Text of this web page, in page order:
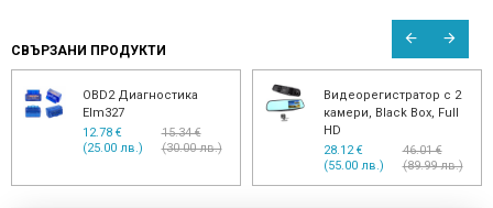
СВЪРЗАНИ ПРОДУКТИ
OBD2 Диагностика
Elm327
12.78 €
(25.00 лв.)
15.34 €
(30.00 лв.)
Видеорегистратор с 2
камери, Black Box, Full
HD
28.12 €
(55.00 лв.)
46.01 €
(89.99 лв.)